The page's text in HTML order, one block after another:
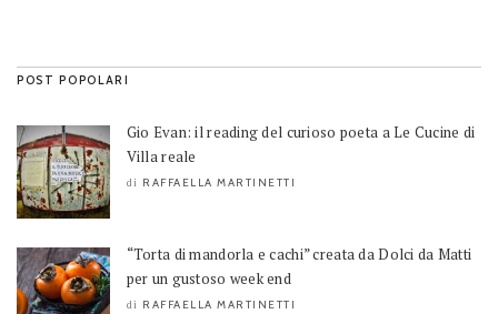
POST POPOLARI
Gio Evan: il reading del curioso poeta a Le Cucine di
Villa reale
di RAFFAELLA MARTINETTI
“Torta di mandorla e cachi” creata da Dolci da Matti
per un gustoso week end
di RAFFAELLA MARTINETTI